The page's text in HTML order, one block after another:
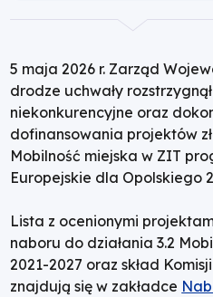
Fundusze
Europejskie
dla
Opolskiego
5 maja 2026 r. Zarząd
drodze uchwały
niekonkurencyjne oraz
dofinansowania projektów
Mobilność miejska w ZIT
Europejskie dla Opolskiego
Lista z ocenionymi
naboru do działania 3.2
2021-2027 oraz skład
znajdują się w zakładce